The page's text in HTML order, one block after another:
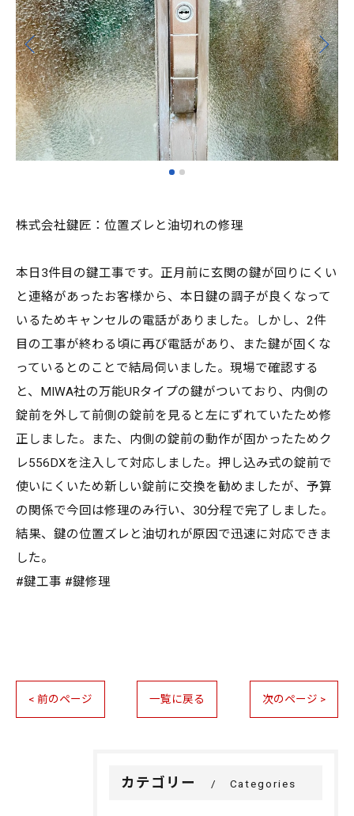
株式会社鍵匠：位置ズレと油切れの修理
本日3件目の鍵工事です。正月前に玄関の鍵が回りにくい
と連絡があったお客様から、本日鍵の調子が良くなって
いるためキャンセルの電話がありました。しかし、2件
目の工事が終わる頃に再び電話があり、また鍵が固くな
っているとのことで結局伺いました。現場で確認する
と、MIWA社の万能URタイプの鍵がついており、内側の
錠前を外して前側の錠前を見ると左にずれていたため修
正しました。また、内側の錠前の動作が固かったためク
レ556DXを注入して対応しました。押し込み式の錠前で
使いにくいため新しい錠前に交換を勧めましたが、予算
の関係で今回は修理のみ行い、30分程で完了しました。
結果、鍵の位置ズレと油切れが原因で迅速に対応できま
した。
#鍵工事 #鍵修理
< 前のページ 一覧に戻る 次のページ >
カテゴリー Categories